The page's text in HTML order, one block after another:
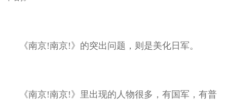
《南京!南京!》的突出问题，则是美化日军。
《南京!南京!》里出现的人物很多，有国军，有普